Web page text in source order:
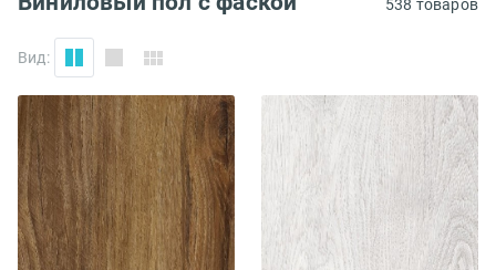
538 товаров
Вид: